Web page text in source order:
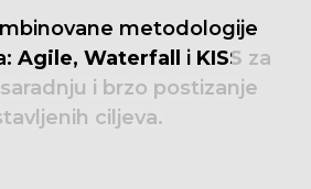
metodologije
Agile, Waterfall i KISS za
saradnju i brzo postizanje
ciljeva.